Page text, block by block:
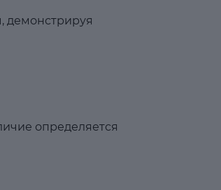
демонстрируя
определяется